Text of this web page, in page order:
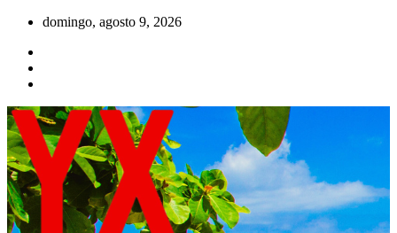
Saltar
contenido
domingo, agosto 9, 2026